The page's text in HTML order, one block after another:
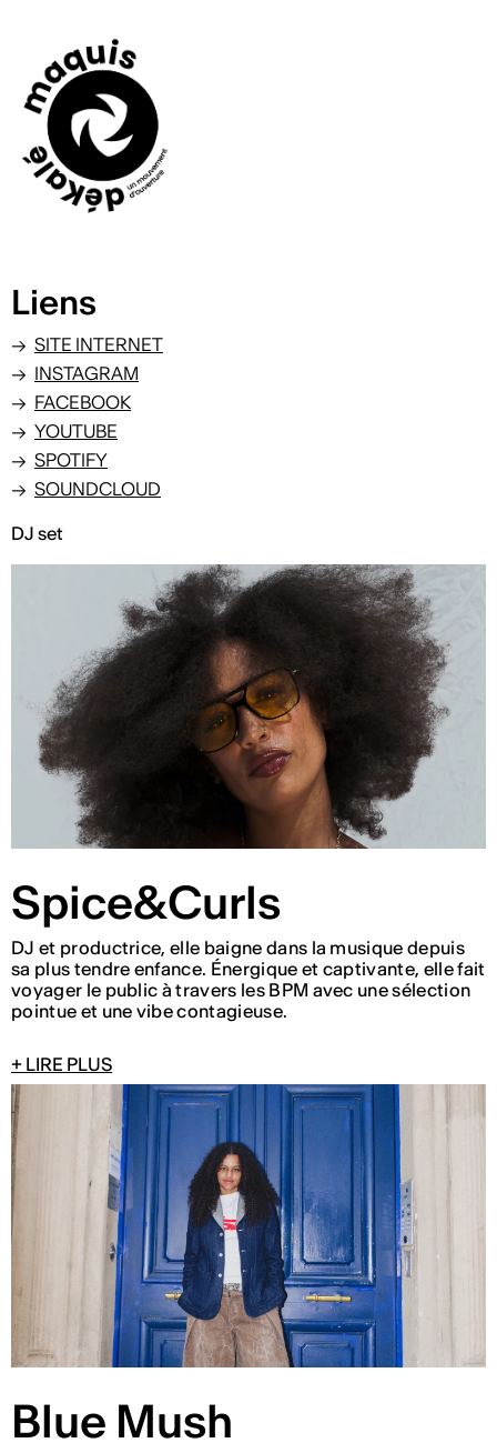
Liens
SITE INTERNET
INSTAGRAM
FACEBOOK
YOUTUBE
SPOTIFY
SOUNDCLOUD
DJ set
Spice&Curls
DJ et productrice, elle baigne dans la musique depuis
sa plus tendre enfance. Énergique et captivante, elle fait
voyager le public à travers les BPM avec une sélection
pointue et une vibe contagieuse.
+ LIRE PLUS
Blue Mush